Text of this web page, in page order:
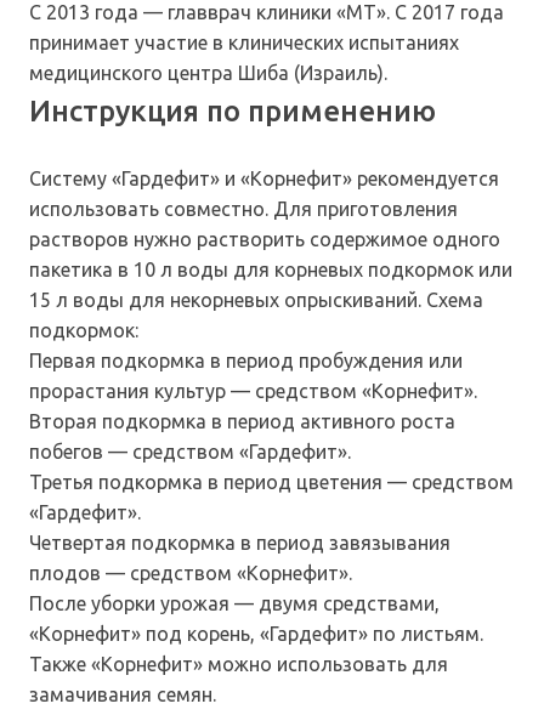
С 2013 года — главврач клиники «МТ». С 2017 года
принимает участие в клинических испытаниях
медицинского центра Шиба (Израиль).
Инструкция по применению
Систему «Гардефит» и «Корнефит» рекомендуется
использовать совместно. Для приготовления
растворов нужно растворить содержимое одного
пакетика в 10 л воды для корневых подкормок или
15 л воды для некорневых опрыскиваний. Схема
подкормок:
Первая подкормка в период пробуждения или
прорастания культур — средством «Корнефит».
Вторая подкормка в период активного роста
побегов — средством «Гардефит».
Третья подкормка в период цветения — средством
«Гардефит».
Четвертая подкормка в период завязывания
плодов — средством «Корнефит».
После уборки урожая — двумя средствами,
«Корнефит» под корень, «Гардефит» по листьям.
Также «Корнефит» можно использовать для
замачивания семян.